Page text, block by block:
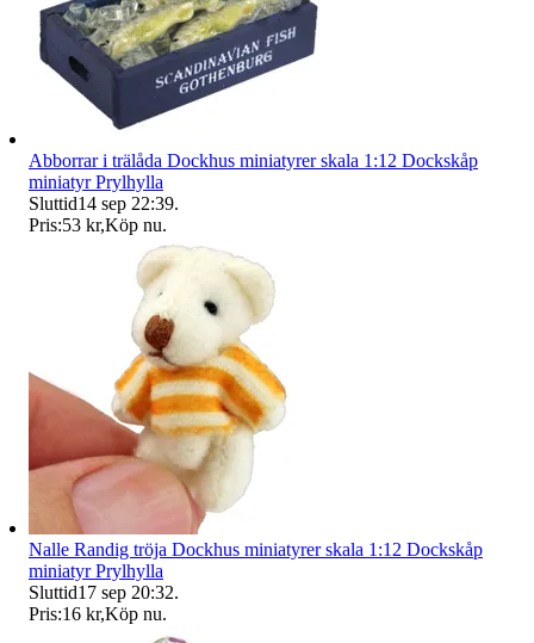
Abborrar i trälåda Dockhus miniatyrer skala 1:12 Dockskåp
miniatyr Prylhylla
Sluttid14 sep 22:39.
Pris:53 kr,Köp nu.
Nalle Randig tröja Dockhus miniatyrer skala 1:12 Dockskåp
miniatyr Prylhylla
Sluttid17 sep 20:32.
Pris:16 kr,Köp nu.